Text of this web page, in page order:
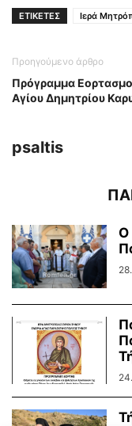
ΕΤΙΚΕΤΕΣ Ιερά
Προηγούμενο άρθρο
Πρόγραμμα
Αγίου Δημητρίου
psaltis
Ο